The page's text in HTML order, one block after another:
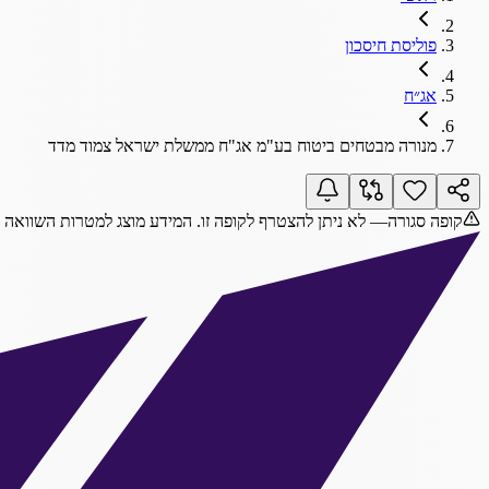
פוליסת חיסכון
אג״ח
מנורה מבטחים ביטוח בע"מ אג"ח ממשלת ישראל צמוד מדד
קופה סגורה— לא ניתן להצטרף לקופה זו. המידע מוצג למטרות